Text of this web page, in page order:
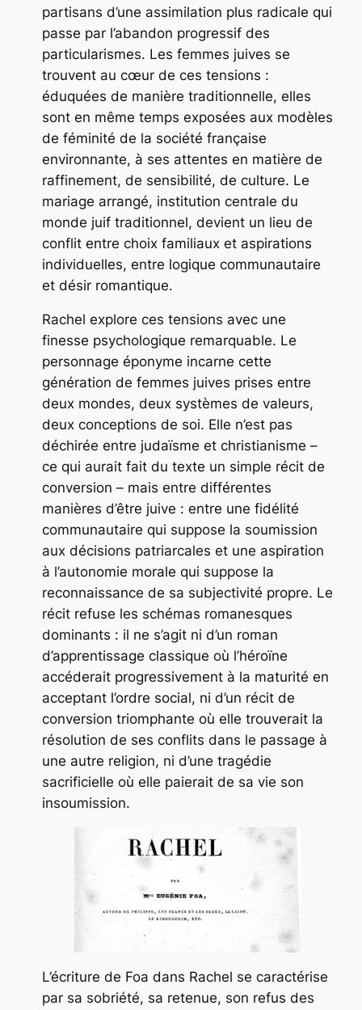
partisans d’une assimilation plus radicale qui
passe par l’abandon progressif des
particularismes. Les femmes juives se
trouvent au cœur de ces tensions :
éduquées de manière traditionnelle, elles
sont en même temps exposées aux modèles
de féminité de la société française
environnante, à ses attentes en matière de
raffinement, de sensibilité, de culture. Le
mariage arrangé, institution centrale du
monde juif traditionnel, devient un lieu de
conflit entre choix familiaux et aspirations
individuelles, entre logique communautaire
et désir romantique.
Rachel explore ces tensions avec une
finesse psychologique remarquable. Le
personnage éponyme incarne cette
génération de femmes juives prises entre
deux mondes, deux systèmes de valeurs,
deux conceptions de soi. Elle n’est pas
déchirée entre judaïsme et christianisme –
ce qui aurait fait du texte un simple récit de
conversion – mais entre différentes
manières d’être juive : entre une fidélité
communautaire qui suppose la soumission
aux décisions patriarcales et une aspiration
à l’autonomie morale qui suppose la
reconnaissance de sa subjectivité propre. Le
récit refuse les schémas romanesques
dominants : il ne s’agit ni d’un roman
d’apprentissage classique où l’héroïne
accéderait progressivement à la maturité en
acceptant l’ordre social, ni d’un récit de
conversion triomphante où elle trouverait la
résolution de ses conflits dans le passage à
une autre religion, ni d’une tragédie
sacrificielle où elle paierait de sa vie son
insoumission.
L’écriture de Foa dans Rachel se caractérise
par sa sobriété, sa retenue, son refus des